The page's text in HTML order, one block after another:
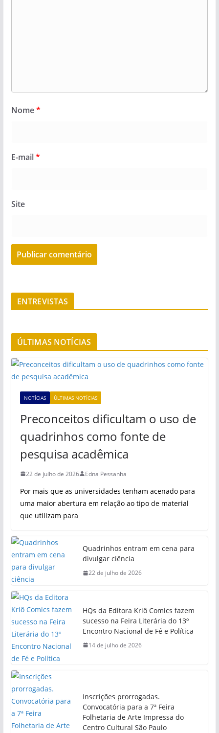
Nome*
E-mail*
Site
ENTREVISTAS
ÚLTIMAS NOTÍCIAS
NOTÍCIAS ÚLTIMAS NOTÍCIAS
Preconceitos dificultam o uso de
quadrinhos como fonte de
pesquisa acadêmica
22 de julho de 2026 Edna Pessanha
Por mais que as universidades tenham acenado para
uma maior abertura em relação ao tipo de material
que utilizam para
Quadrinhos entram em cena para
divulgar ciência
22 de julho de 2026
HQs da Editora Kriô Comics fazem
sucesso na Feira Literária do 13º
Encontro Nacional de Fé e Política
14 de julho de 2026
Inscrições prorrogadas.
Convocatória para a 7ª Feira
Folhetaria de Arte Impressa do
Centro Cultural São Paulo